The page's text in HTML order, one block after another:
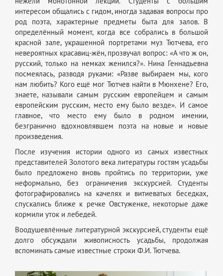
интересом общались с гидом, иногда задавая вопросы про
род поэта, характерные предметы быта для залов. В
определённый момент, когда все собрались в большой
красной зале, украшенной портретами муз Тютчева, его
невероятных красавиц-жён, прозвучал вопрос: «А что ж он,
русский, только на немках женился?». Нина Геннадьевна
посмеялась, разводя руками: «Разве выбираем мы, кого
нам любить? Кого ещё мог Тютчев найти в Мюнхене? Его,
знаете, называли самым русским европейцем и самым
европейским русским, место ему было везде». И самое
главное, что место ему было в родном имении,
безгранично вдохновлявшем поэта на новые и новые
произведения.
После изучения истории одного из самых известных
представителей Золотого века литературы гостям усадьбы
было предложено вновь пройтись по территории, уже
неформально, без ограничения экскурсией. Студенты
фотографировались на качелях и витиеватых беседках,
спускались ближе к речке Овстуженке, некоторые даже
кормили уток и лебедей.
Воодушевлённые литературной экскурсией, студенты ещё
долго обсуждали живописность усадьбы, продолжая
вспоминать самые известные строки Ф.И. Тютчева.